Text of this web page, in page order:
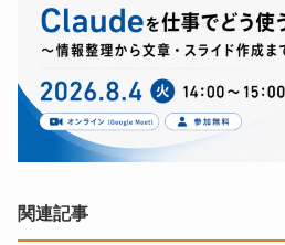
関連記事